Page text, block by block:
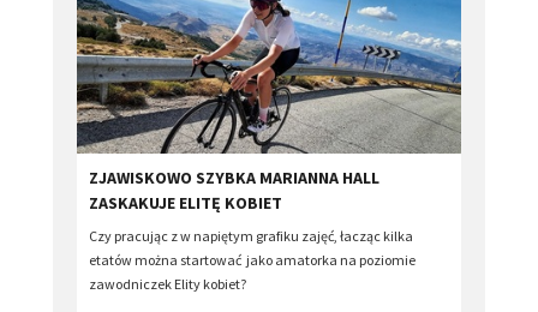
ZJAWISKOWO SZYBKA MARIANNA HALL
ZASKAKUJE ELITĘ KOBIET
Czy pracując z w napiętym grafiku zajęć, łacząc kilka
etatów można startować jako amatorka na poziomie
zawodniczek Elity kobiet?